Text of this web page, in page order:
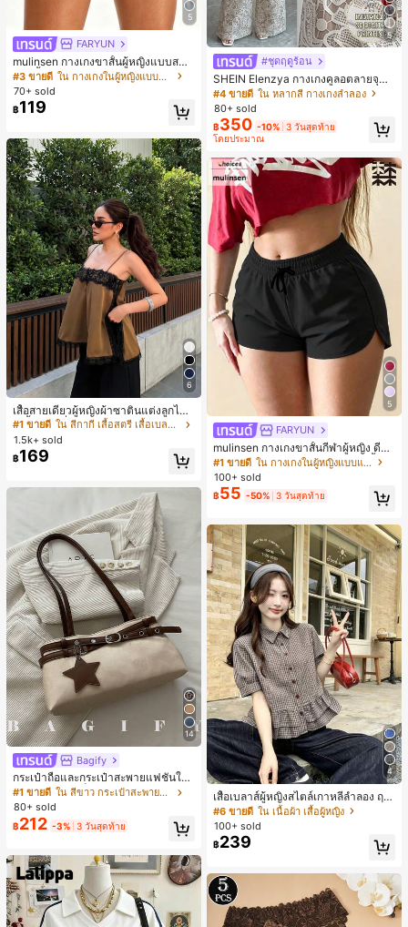
5
FARYUN
mulinsen กางเกงขาสั้นผู้หญิงแบบสบา
ยๆ สีพื้น หลวม อเนกประสงค์ กางเกงขา
สั้นกีฬา 2-In-1 สำหรับวิ่ง ฟิตเนส และก
ารฝึกซ้อมกีฬาในฤดูร้อน
#3 ขายดี
ใน กางเกงในผู้หญิงแบบแอคทีฟ
70+ sold
฿119
6
เสื้อสายเดี่ยวผู้หญิงผ้าซาตินแต่งลูกไม้
- เสื้อสายเดี่ยวฤดูร้อนสีคากีมีรอยผ่าด้า
นข้างที่น่าดึงดูดแบบสบายๆ
#1 ขายดี
ใน สีกากี เสื้อสตรี เสื้อเบลาส์ & Tee
ลูกค้ากลับมาซื้อซ้ำ!
#1 ขายดี
ใน สีกากี เสื้อสตรี เสื้อเบลาส์ & Tee
ลูกค้ากลับมาซื้อซ้ำ!
#1 ขายดี
ใน สีกากี เสื้อสตรี เสื้อเบลาส์ & Tee
ลูกค้ากลับมาซื้อซ้ำ!
#1 ขายดี
ใน สีกากี เสื้อสตรี เสื้อเบลาส์ & Tee
1.5k+ sold
฿169
14
Bagify
กระเป๋าถือและกระเป๋าสะพายแฟชั่นให
ม่ ตกแต่งด้วยเข็มขัด เหมาะสำหรับงาน
ปาร์ตี้ การรวมตัว การออกไปข้างนอก ก
ารท่องเที่ยว การช้อปปิ้ง และการใช้งาน
ประจำวัน สามารถเก็บเหรียญ โทรศัพท์
เหมาะสำหรับกระเป๋าทำงานของพนักง
านออฟฟิศ นักศึกษามหาวิทยาลัย และ
พนักงานออฟฟิศ กระเป๋าผู้หญิงที่หรูหรา
#1 ขายดี
ใน สีขาว กระเป๋าสะพายผู้หญิง
80+ sold
฿212 -3% 3 วันสุดท้าย
5
#ชุดฤดูร้อน
SHEIN Elenzya กางเกงคูลอตลายจุดเ
อวสูงแบบใหม่สำหรับฤดูใบไม้ผลิ/ฤดูร้อ
น, สไตล์หรูหราเหมาะสำหรับใส่ในชีวิต
ประจำวันและทำงาน, ให้ความรู้สึกวินเ
ทจสำหรับฤดูรับปริญญา, เทศกาลดนตร
ี, การแข่งม้าดาร์บี้, วันประกาศอิสรภาพ
#4 ขายดี ใน หลากสี กางเกงลำลอง
80+ sold
฿350 -10% 3 วันสุดท้าย
โดยประมาณ
5
FARYUN
mulinsen กางเกงขาสั้นกีฬาผู้หญิง ดีไซ
น์ปลายเปิด เอวยืดหยุ่น กางเกงขาสั้น
ลำลองกีฬาฤดูร้อน ความยาว 3/4
#1 ขายดี
ใน กางเกงในผู้หญิงแบบแอคทีฟ
100+ sold
฿55 -50% 3 วันสุดท้าย
4
เสื้อเบลาส์ผู้หญิงสไตล์เกาหลีลำลอง ฤดู
ใบไม้ผลิ/ฤดูร้อนใหม่ ชายระบาย ชิคแล
ะหรูหรา
#6 ขายดี ใน เนื้อผ้า เสื้อผู้หญิง
100+ sold
฿239